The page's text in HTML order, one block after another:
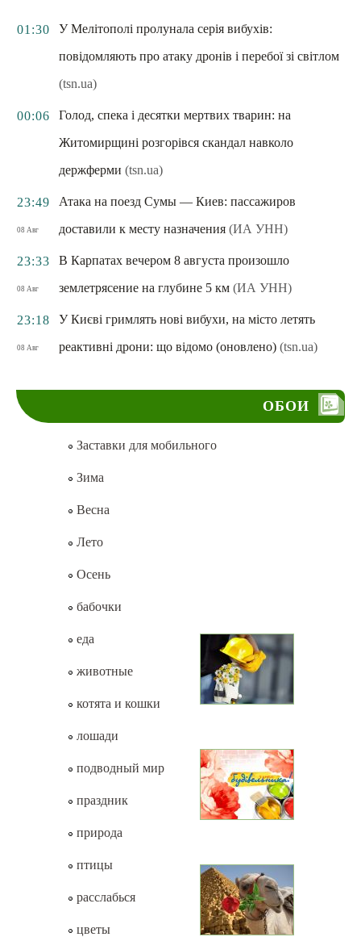
01:30
У Мелітополі пролунала серія вибухів:
повідомляють про атаку дронів і перебої зі світлом
(tsn.ua)
00:06
Голод, спека і десятки мертвих тварин: на
Житомирщині розгорівся скандал навколо
держферми (tsn.ua)
23:49
08 Авг
Атака на поезд Сумы — Киев: пассажиров
доставили к месту назначения (ИА УНН)
23:33
08 Авг
В Карпатах вечером 8 августа произошло
землетрясение на глубине 5 км (ИА УНН)
23:18
08 Авг
У Києві гримлять нові вибухи, на місто летять
реактивні дрони: що відомо (оновлено) (tsn.ua)
ОБОИ
Заставки для мобильного
Зима
Весна
Лето
Осень
бабочки
еда
животные
котята и кошки
лошади
подводный мир
праздник
природа
птицы
расслабься
цветы